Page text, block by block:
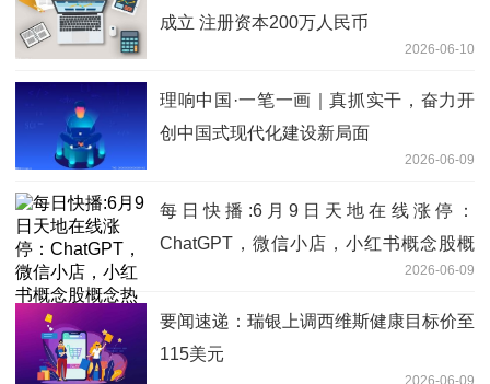
成立 注册资本200万人民币
2026-06-10
理响中国·一笔一画｜真抓实干，奋力开
创中国式现代化建设新局面
2026-06-09
每日快播:6月9日天地在线涨停：
ChatGPT，微信小店，小红书概念股概
2026-06-09
要闻速递：瑞银上调西维斯健康目标价至
115美元
2026-06-09